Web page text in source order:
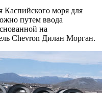
моря для
путем ввода
на
Chevron Дилан Морган.